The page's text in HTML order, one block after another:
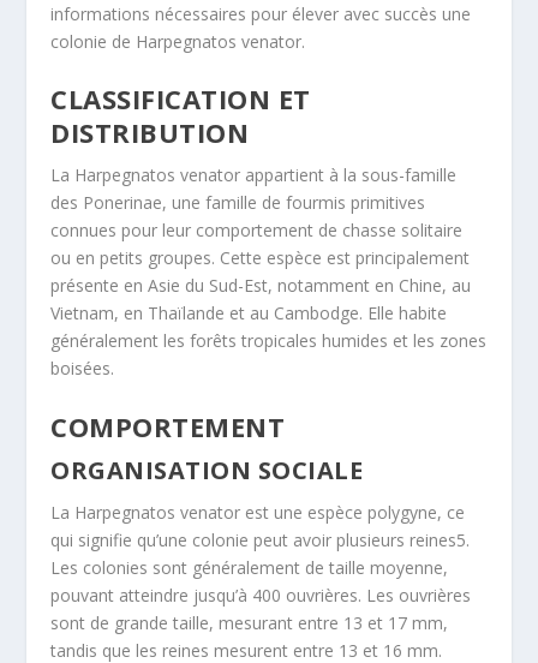
informations nécessaires pour élever avec succès une
colonie de Harpegnatos venator.
CLASSIFICATION ET
DISTRIBUTION
La Harpegnatos venator appartient à la sous-famille
des Ponerinae, une famille de fourmis primitives
connues pour leur comportement de chasse solitaire
ou en petits groupes. Cette espèce est principalement
présente en Asie du Sud-Est, notamment en Chine, au
Vietnam, en Thaïlande et au Cambodge. Elle habite
généralement les forêts tropicales humides et les zones
boisées.
COMPORTEMENT
ORGANISATION SOCIALE
La Harpegnatos venator est une espèce polygyne, ce
qui signifie qu’une colonie peut avoir plusieurs reines5.
Les colonies sont généralement de taille moyenne,
pouvant atteindre jusqu’à 400 ouvrières. Les ouvrières
sont de grande taille, mesurant entre 13 et 17 mm,
tandis que les reines mesurent entre 13 et 16 mm.